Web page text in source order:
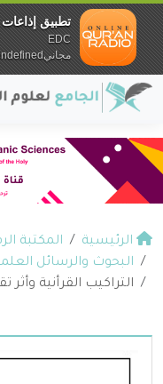
الرئيسية المكتبة
البحوث والرسائل
التراكيب القرأنية وأثر
تطبيق إذاعات
EDC
مجانيundefined